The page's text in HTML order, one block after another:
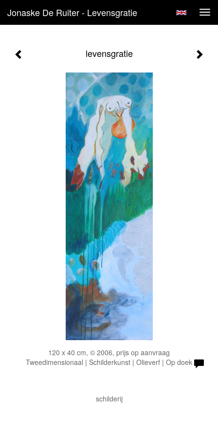
Jonaske De Ruiter - Levensgratie
levensgratie
120 x 40 cm, © 2006, prijs op aanvraag
Tweedimensionaal | Schilderkunst | Olieverf | Op doek
schilderij